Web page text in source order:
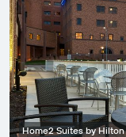
Home2 Suites by